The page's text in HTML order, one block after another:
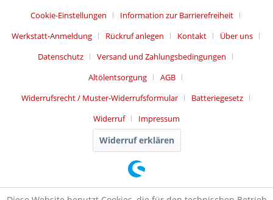
Cookie-Einstellungen
Information zur Barrierefreiheit
Werkstatt-Anmeldung
Rückruf anlegen Kontakt
Über uns
Datenschutz
Versand und Zahlungsbedingungen
Altölentsorgung
AGB
Widerrufsrecht / Muster-Widerrufsformular
Batteriegesetz
Widerruf
Impressum
Widerruf erklären